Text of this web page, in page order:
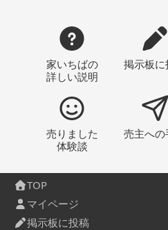
家いちばの
詳しい説明
掲示板
売りました
体験談
売主への
TOP
マイページ
掲示板に投稿